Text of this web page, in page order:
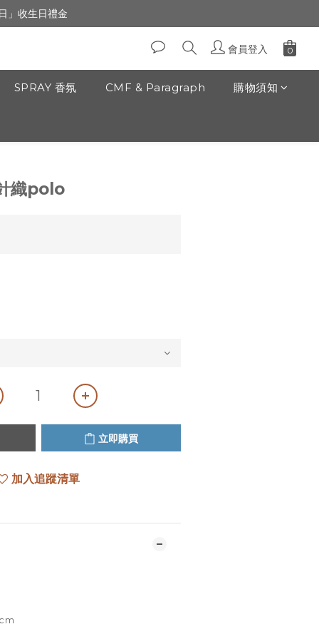
」收生日禮金
」收生日禮金
走路1分鐘）
」收生日禮金
會員登入
SPRAY 香氛 CMF & Paragraph 購物須知
織polo
立即購買
加入追蹤清單